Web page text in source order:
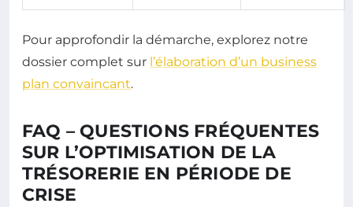
Pour approfondir la démarche, explorez notre
dossier complet sur l’élaboration d’un business
plan convaincant.
FAQ – QUESTIONS FRÉQUENTES
SUR L’OPTIMISATION DE LA
TRÉSORERIE EN PÉRIODE DE
CRISE